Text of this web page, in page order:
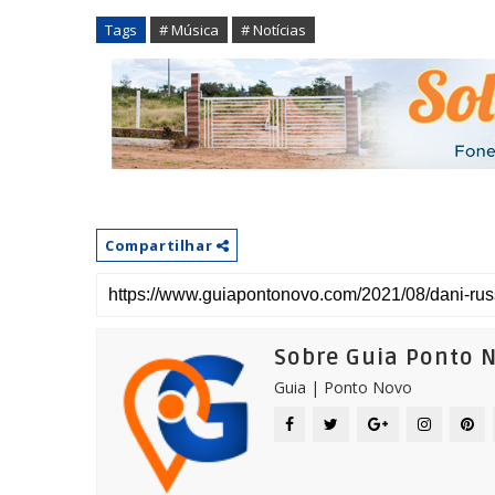
Tags # Música # Notícias
Compartilhar
Sobre Guia Ponto
Guia | Ponto Novo